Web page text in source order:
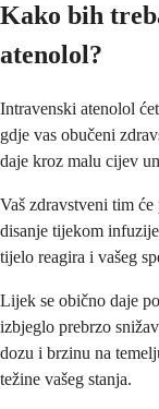
Kako bih
atenolol?
Intravenski atenolol
gdje vas obučeni
daje kroz malu cijev
Vaš zdravstveni tim
disanje tijekom
tijelo reagira i vašeg
Lijek se obično daje
izbjeglo prebrzo
dozu i brzinu na
težine vašeg stanja.